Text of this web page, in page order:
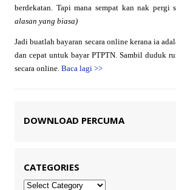
berdekatan. Tapi mana sempat kan nak pergi
alasan yang biasa)
Jadi buatlah bayaran secara online kerana ia
dan cepat untuk bayar PTPTN. Sambil duduk
secara online. Baca lagi >>
DOWNLOAD PERCUMA
CATEGORIES
Categories